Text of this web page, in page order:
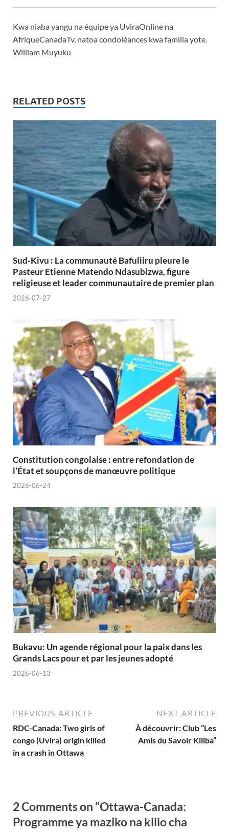
Kwa niaba yangu na équipe ya UviraOnline na
AfriqueCanadaTv, natoa condoléances kwa familia yote.
William Muyuku
RELATED POSTS
Sud-Kivu : La communauté Bafuliiru pleure le
Pasteur Etienne Matendo Ndasubizwa, figure
religieuse et leader communautaire de premier plan
2026-07-27
Constitution congolaise : entre refondation de
l’État et soupçons de manœuvre politique
2026-06-24
Bukavu: Un agende régional pour la paix dans les
Grands Lacs pour et par les jeunes adopté
2026-06-13
PREVIOUS ARTICLE
RDC-Canada: Two girls of
congo (Uvira) origin killed
in a crash in Ottawa
NEXT ARTICLE
À découvrir: Club “Les
Amis du Savoir Kiliba”
2 Comments on “Ottawa-Canada:
Programme ya maziko na kilio cha